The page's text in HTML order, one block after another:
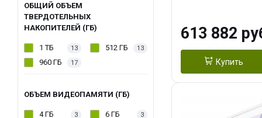
ОБЩИЙ ОБЪЕМ
ТВЕРДОТЕЛЬНЫХ
НАКОПИТЕЛЕЙ (ГБ)
1 ТБ 13 512 ГБ 13
960 ГБ 17
ОБЪЕМ ВИДЕОПАМЯТИ (ГБ)
4 ГБ 3 6 ГБ 3
Turbo/ 960 ГБ
613 882
Купить